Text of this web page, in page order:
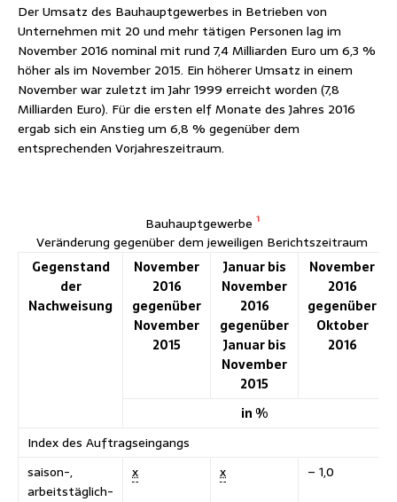
Der Umsatz des Bauhauptgewerbes in Betrieben von
Unternehmen mit 20 und mehr tätigen Personen lag im
November 2016 nominal mit rund 7,4 Milliarden Euro um 6,3 %
höher als im November 2015. Ein höherer Umsatz in einem
November war zuletzt im Jahr 1999 erreicht worden (7,8
Milliarden Euro). Für die ersten elf Monate des Jahres 2016
ergab sich ein Anstieg um 6,8 % gegenüber dem
entsprechenden Vorjahreszeitraum.
Bauhauptgewerbe 1
Veränderung gegenüber dem jeweiligen Berichtszeitraum
Gegenstand
der
Nachweisung
November
2016
gegenüber
November
2015
Januar bis
November
2016
gegenüber
Januar bis
November
2015
November
2016
gegenüber
Oktober
2016
in %
Index des Auftragseingangs
saison-,
arbeitstäglich-
x x – 1,0